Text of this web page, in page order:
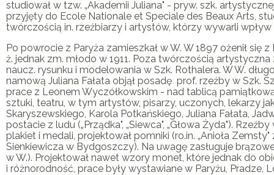
studiował w tzw. „Akademii Juliana" - pryw. szk.
przyjęty do Ecole Nationale et Speciale des Beaux Arts,
twórczością in. rzeźbiarzy i artystów, którzy wywarli
Po powrocie z Paryża zamieszkał w W. W 1897 ożenił się
ż. jednak zm. młodo w 1911. Poza twórczością
naucz. rysunku i modelowania w Szk. Rothalera. W W.
namową Juliana Fałata objął posadę prof. rzeźby w Szk.
prace z Leonem Wyczółkowskim - nad tablicą
sztuki, teatru, w tym artystów, pisarzy, uczonych, lekarzy
Skaryszewskiego, Karola Potkańskiego, Juliana Fałata,
postacie z ludu („Prządka", „Siewca", „Głowa Żyda").
plakiet i medali, projektował pomniki (ro.in. „Anioła
Sienkiewicza w Bydgoszczy). Na uwagę zasługuje
w W.). Projektował nawet wzory monet, które jednak do
i różnorodność, prace były wystawiane w Paryżu, Pradze,